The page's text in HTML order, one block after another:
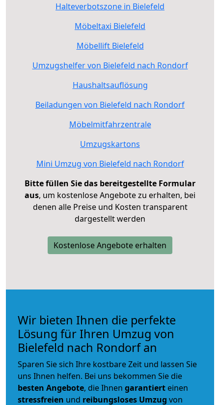
Halteverbotszone in Bielefeld
Möbeltaxi Bielefeld
Möbellift Bielefeld
Umzugshelfer von Bielefeld nach Rondorf
Haushaltsauflösung
Beiladungen von Bielefeld nach Rondorf
Möbelmitfahrzentrale
Umzugskartons
Mini Umzug von Bielefeld nach Rondorf
Bitte füllen Sie das bereitgestellte Formular
aus, um kostenlose Angebote zu erhalten, bei
denen alle Preise und Kosten transparent
dargestellt werden
Kostenlose Angebote erhalten
Wir bieten Ihnen die perfekte
Lösung für Ihren Umzug von
Bielefeld nach Rondorf an
Sparen Sie sich Ihre kostbare Zeit und lassen Sie
uns Ihnen helfen. Bei uns bekommen Sie die
besten Angebote, die Ihnen garantiert einen
stressfreien und reibungsloses Umzug von